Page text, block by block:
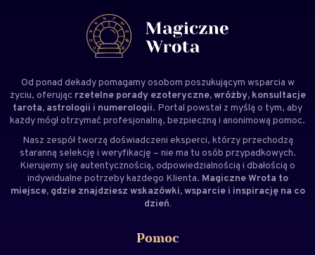
Od ponad dekady pomagamy osobom poszukującym wsparcia w
życiu, oferując rzetelne porady ezoteryczne, wróżby, konsultacje
tarota, astrologii i numerologii. Portal powstał z myślą o tym, aby
każdy mógł otrzymać profesjonalną, bezpieczną i anonimową pomoc.
Nasz zespół tworzą doświadczeni eksperci, którzy przechodzą
staranną selekcję i weryfikację – nie ma tu osób przypadkowych.
Kierujemy się autentycznością, odpowiedzialnością i dbałością o
indywidualne potrzeby każdego Klienta. Magiczne Wrota to
miejsce, gdzie znajdziesz wskazówki, wsparcie i inspirację na co
dzień.
Pomoc